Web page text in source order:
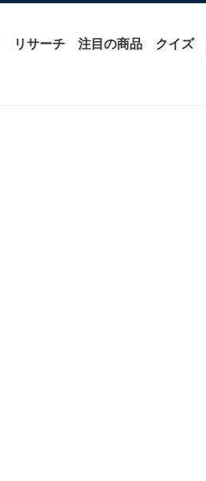
リサーチ 注目の商品 クイズ